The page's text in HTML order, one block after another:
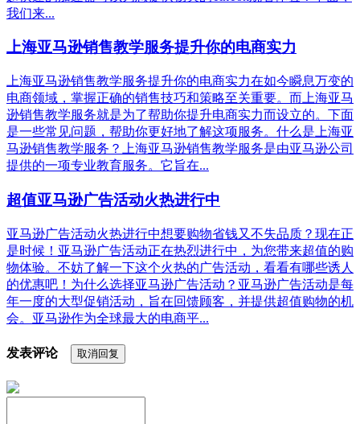
我们来...
上海亚马逊销售教学服务提升你的电商实力
上海亚马逊销售教学服务提升你的电商实力在如今瞬息万变的
电商领域，掌握正确的销售技巧和策略至关重要。而上海亚马
逊销售教学服务就是为了帮助你提升电商实力而设立的。下面
是一些常见问题，帮助你更好地了解这项服务。什么是上海亚
马逊销售教学服务？上海亚马逊销售教学服务是由亚马逊公司
提供的一项专业教育服务。它旨在...
超值亚马逊广告活动火热进行中
亚马逊广告活动火热进行中想要购物省钱又不失品质？现在正
是时候！亚马逊广告活动正在热烈进行中，为您带来超值的购
物体验。不妨了解一下这个火热的广告活动，看看有哪些诱人
的优惠吧！为什么选择亚马逊广告活动？亚马逊广告活动是每
年一度的大型促销活动，旨在回馈顾客，并提供超值购物的机
会。亚马逊作为全球最大的电商平...
发表评论 取消回复